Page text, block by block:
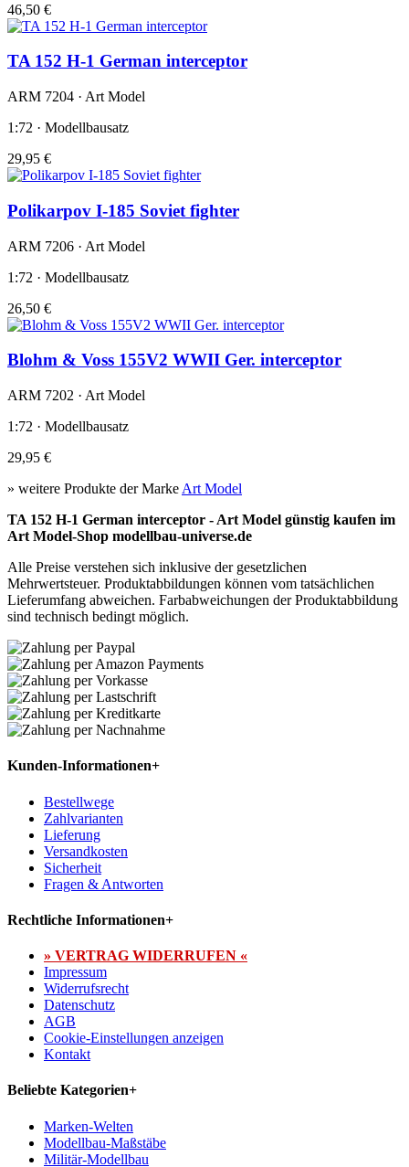
46,50 €
TA 152 H-1 German interceptor
ARM 7204 · Art Model
1:72 · Modellbausatz
29,95 €
Polikarpov I-185 Soviet fighter
ARM 7206 · Art Model
1:72 · Modellbausatz
26,50 €
Blohm & Voss 155V2 WWII Ger. interceptor
ARM 7202 · Art Model
1:72 · Modellbausatz
29,95 €
» weitere Produkte der Marke Art Model
TA 152 H-1 German interceptor - Art Model günstig kaufen im
Art Model-Shop modellbau-universe.de
Alle Preise verstehen sich inklusive der gesetzlichen
Mehrwertsteuer. Produktabbildungen können vom tatsächlichen
Lieferumfang abweichen. Farbabweichungen der Produktabbildung
sind technisch bedingt möglich.
Kunden-Informationen+
Bestellwege
Zahlvarianten
Lieferung
Versandkosten
Sicherheit
Fragen & Antworten
Rechtliche Informationen+
» VERTRAG WIDERRUFEN «
Impressum
Widerrufsrecht
Datenschutz
AGB
Cookie-Einstellungen anzeigen
Kontakt
Beliebte Kategorien+
Marken-Welten
Modellbau-Maßstäbe
Militär-Modellbau